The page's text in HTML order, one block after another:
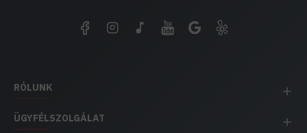
RÓLUNK
ÜGYFÉLSZOLGÁLAT